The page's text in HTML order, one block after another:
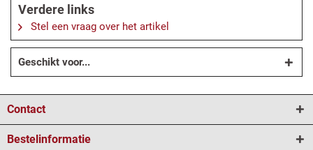
Verdere links
Stel een vraag over het artikel
Geschikt voor...
Contact
Bestelinformatie